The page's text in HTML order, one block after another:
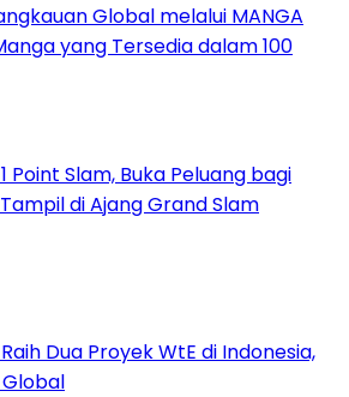
Global melalui MANGA
yang Tersedia dalam 100
Point Slam, Buka Peluang bagi
di Ajang Grand Slam
Raih Dua Proyek WtE di Indonesia,